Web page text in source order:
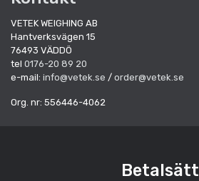
VETEK WEIGHING AB
Hantverksvägen 15
76493 VÄDDÖ
tel 0176-20 89 20
e-mail: info@vetek.se / order@vetek.se
Org. nr: 556446-4062
Betalsätt